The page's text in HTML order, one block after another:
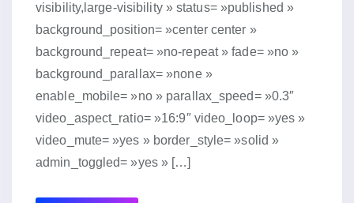
visibility,large-visibility » status= »published »
background_position= »center center »
background_repeat= »no-repeat » fade= »no »
background_parallax= »none »
enable_mobile= »no » parallax_speed= »0.3″
video_aspect_ratio= »16:9″ video_loop= »yes »
video_mute= »yes » border_style= »solid »
admin_toggled= »yes » […]